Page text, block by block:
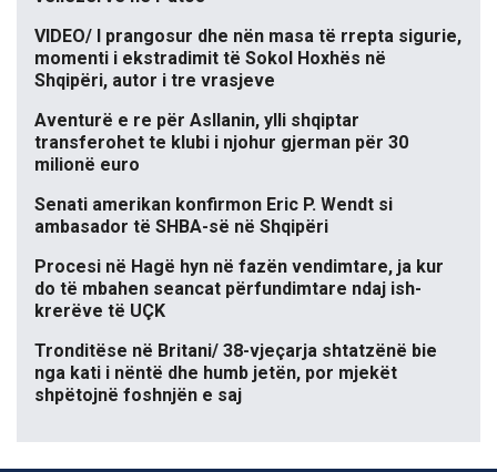
VIDEO/ I prangosur dhe nën masa të rrepta sigurie,
momenti i ekstradimit të Sokol Hoxhës në
Shqipëri, autor i tre vrasjeve
Aventurë e re për Asllanin, ylli shqiptar
transferohet te klubi i njohur gjerman për 30
milionë euro
Senati amerikan konfirmon Eric P. Wendt si
ambasador të SHBA-së në Shqipëri
Procesi në Hagë hyn në fazën vendimtare, ja kur
do të mbahen seancat përfundimtare ndaj ish-
krerëve të UÇK
Tronditëse në Britani/ 38-vjeçarja shtatzënë bie
nga kati i nëntë dhe humb jetën, por mjekët
shpëtojnë foshnjën e saj